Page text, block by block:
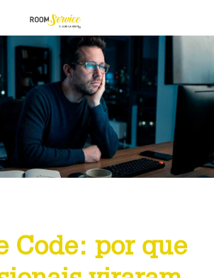
Code: por que